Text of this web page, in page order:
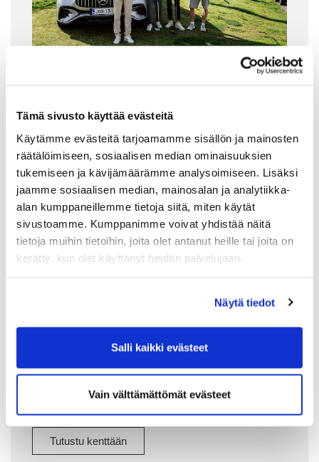
Tämä sivusto käyttää evästeitä
Käytämme evästeitä tarjoamamme sisällön ja mainosten
räätälöimiseen, sosiaalisen median ominaisuuksien
tukemiseen ja kävijämäärämme analysoimiseen. Lisäksi
jaamme sosiaalisen median, mainosalan ja analytiikka-
alan kumppaneillemme tietoja siitä, miten käytät
sivustoamme. Kumppanimme voivat yhdistää näitä
tietoja muihin tietoihin, joita olet antanut heille tai joita on
kerätty, kun olet käyttänyt heidän palvelujaan.
Näytä tiedot
Salli kaikki evästeet
Vain välttämättömät evästeet
Rakennamme Suomen
mielenkiintoisinta yritysten
golfverkostoa
Syksylle 2026 on vielä saatavilla muutamia
tapahtumapäiviä. Kysy tarjousta tapahtumasta tai
yrityskumppanuudesta.
Tapiola Golf sijaitsee keskeisellä
paikalla, vain vartti Stadista
Tutustu kenttään